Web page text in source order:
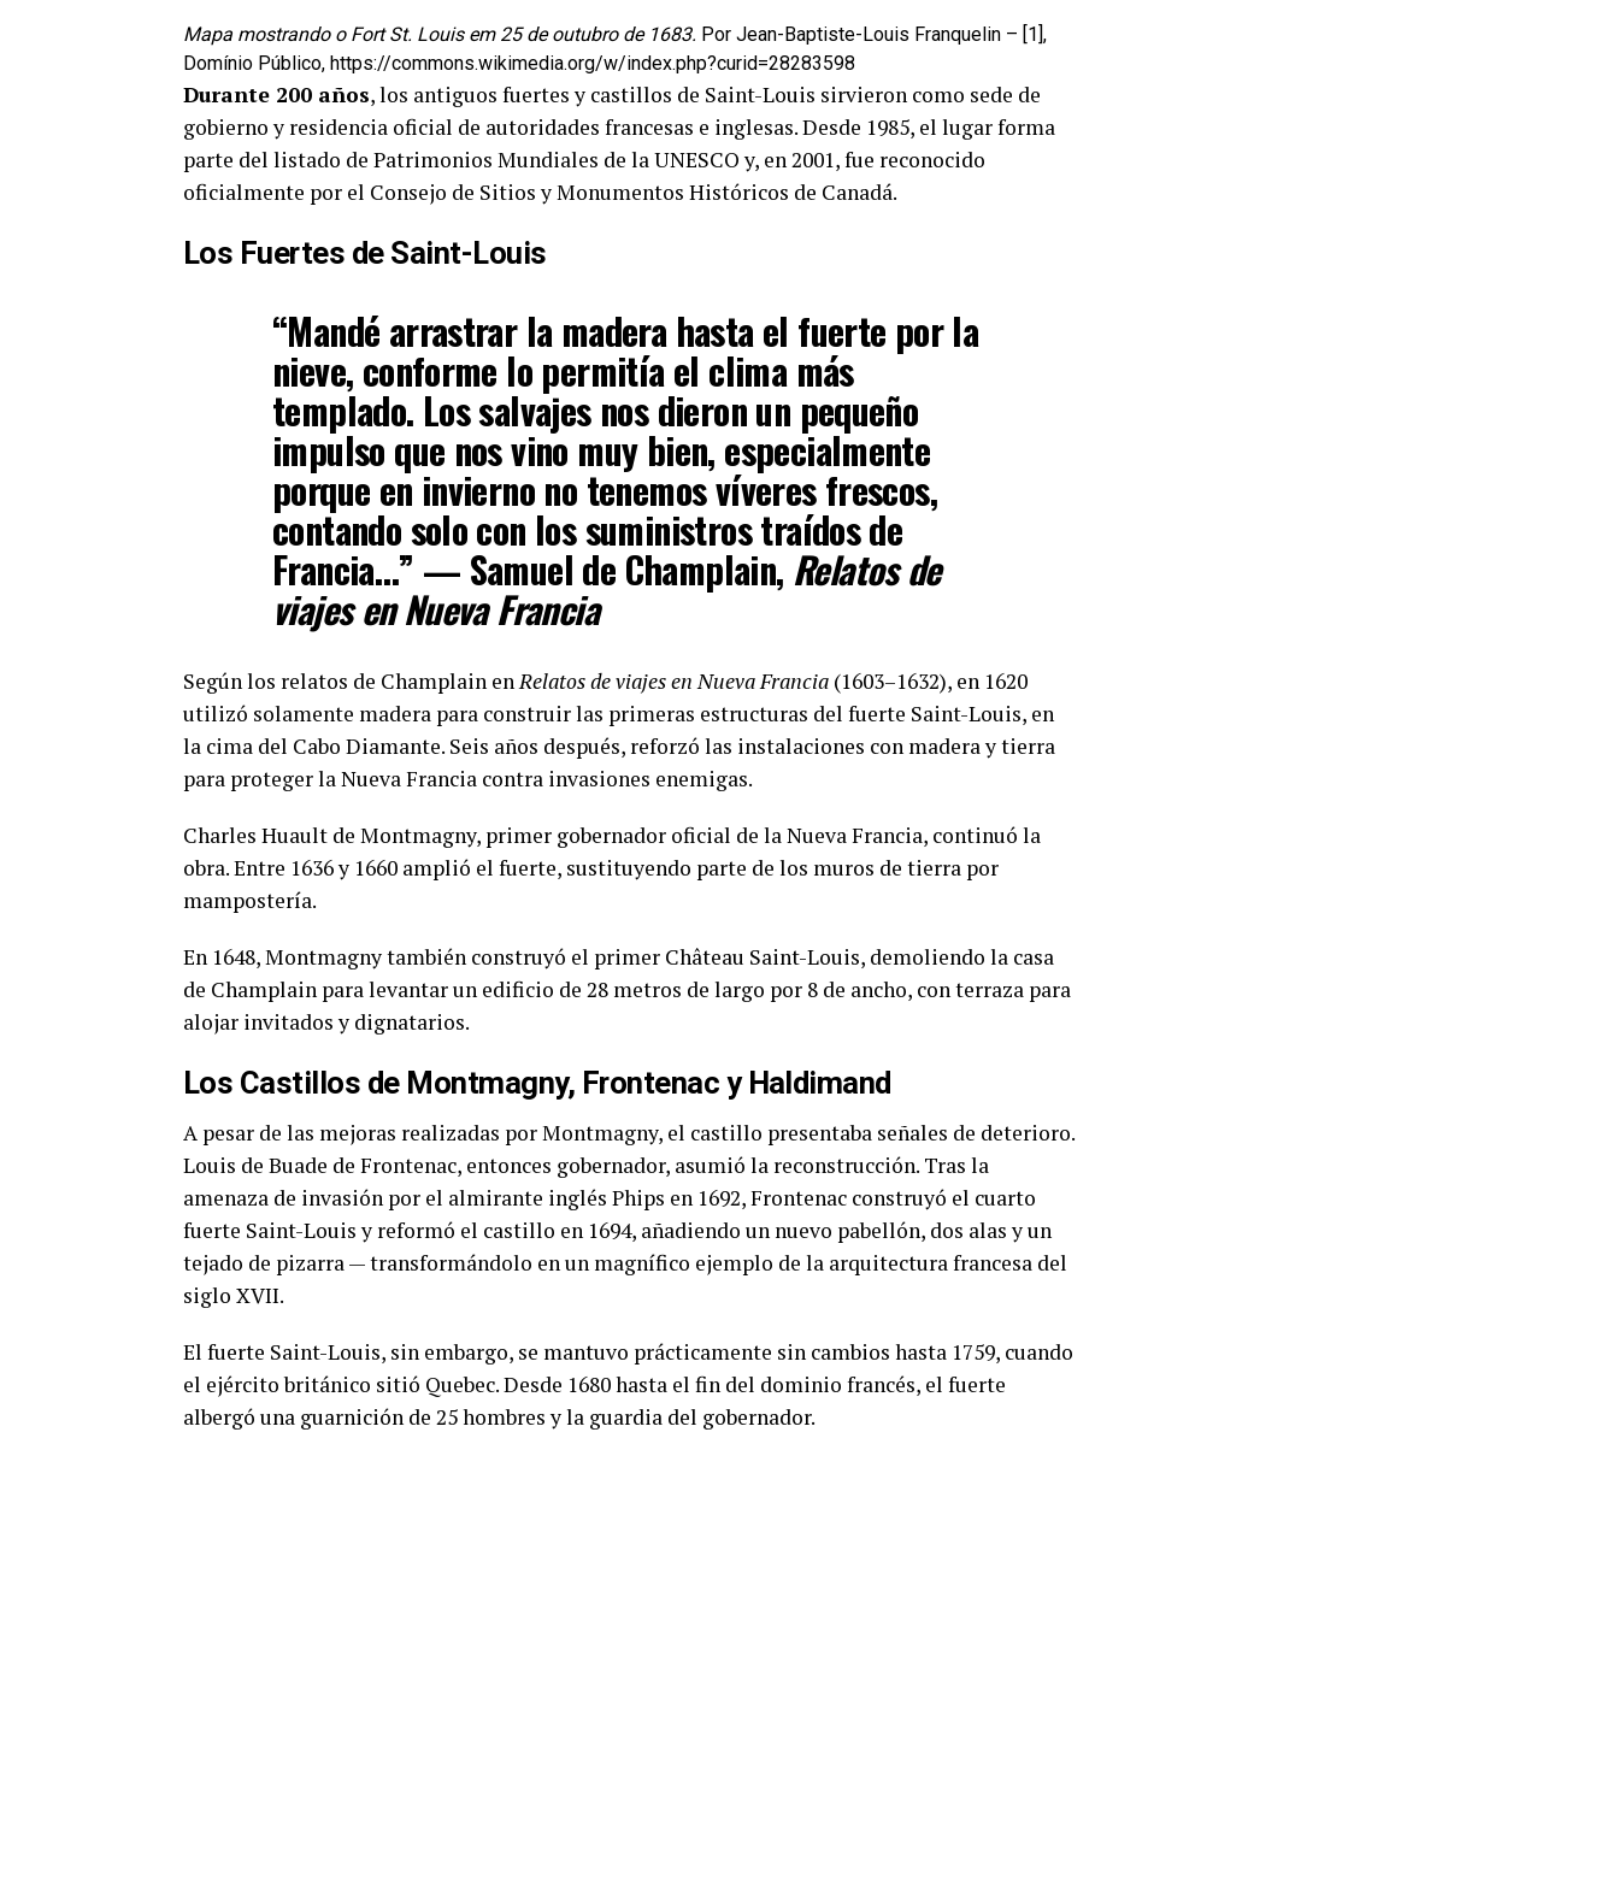
Mapa mostrando o Fort St. Louis em 25 de outubro de 1683. Por Jean-Baptiste-Louis Franquelin – [1],
Domínio Público, https://commons.wikimedia.org/w/index.php?curid=28283598
Durante 200 años, los antiguos fuertes y castillos de Saint-Louis sirvieron como sede de
gobierno y residencia oficial de autoridades francesas e inglesas. Desde 1985, el lugar forma
parte del listado de Patrimonios Mundiales de la UNESCO y, en 2001, fue reconocido
oficialmente por el Consejo de Sitios y Monumentos Históricos de Canadá.
Los Fuertes de Saint-Louis
“Mandé arrastrar la madera hasta el fuerte por la
nieve, conforme lo permitía el clima más
templado. Los salvajes nos dieron un pequeño
impulso que nos vino muy bien, especialmente
porque en invierno no tenemos víveres frescos,
contando solo con los suministros traídos de
Francia…” — Samuel de Champlain, Relatos de
viajes en Nueva Francia
Según los relatos de Champlain en Relatos de viajes en Nueva Francia (1603–1632), en 1620
utilizó solamente madera para construir las primeras estructuras del fuerte Saint-Louis, en
la cima del Cabo Diamante. Seis años después, reforzó las instalaciones con madera y tierra
para proteger la Nueva Francia contra invasiones enemigas.
Charles Huault de Montmagny, primer gobernador oficial de la Nueva Francia, continuó la
obra. Entre 1636 y 1660 amplió el fuerte, sustituyendo parte de los muros de tierra por
mampostería.
En 1648, Montmagny también construyó el primer Château Saint-Louis, demoliendo la casa
de Champlain para levantar un edificio de 28 metros de largo por 8 de ancho, con terraza para
alojar invitados y dignatarios.
Los Castillos de Montmagny, Frontenac y Haldimand
A pesar de las mejoras realizadas por Montmagny, el castillo presentaba señales de deterioro.
Louis de Buade de Frontenac, entonces gobernador, asumió la reconstrucción. Tras la
amenaza de invasión por el almirante inglés Phips en 1692, Frontenac construyó el cuarto
fuerte Saint-Louis y reformó el castillo en 1694, añadiendo un nuevo pabellón, dos alas y un
tejado de pizarra — transformándolo en un magnífico ejemplo de la arquitectura francesa del
siglo XVII.
El fuerte Saint-Louis, sin embargo, se mantuvo prácticamente sin cambios hasta 1759, cuando
el ejército británico sitió Quebec. Desde 1680 hasta el fin del dominio francés, el fuerte
albergó una guarnición de 25 hombres y la guardia del gobernador.